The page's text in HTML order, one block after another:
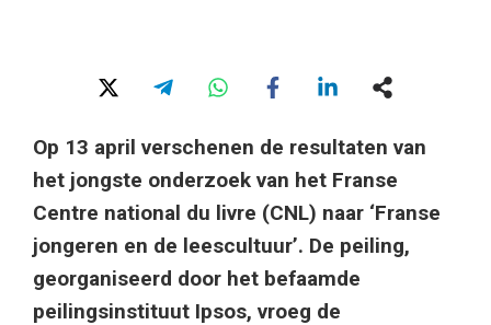
Op 13 april verschenen de resultaten van
het jongste onderzoek van het Franse
Centre national du livre (CNL) naar ‘Franse
jongeren en de leescultuur’. De peiling,
georganiseerd door het befaamde
peilingsinstituut Ipsos, vroeg de